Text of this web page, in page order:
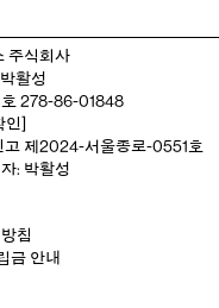
주식회사
활성
호 278-86-01848
]
고 제2024-서울종로-0551호
: 박활성
침
금 안내